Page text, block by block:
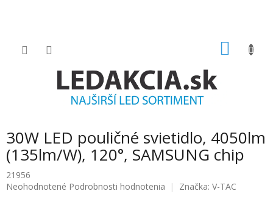
30W LED pouličné svietidlo, 4050lm
(135lm/W), 120°, SAMSUNG chip
21956
Priemerné
Neohodnotené Podrobnosti hodnotenia Značka: V-TAC